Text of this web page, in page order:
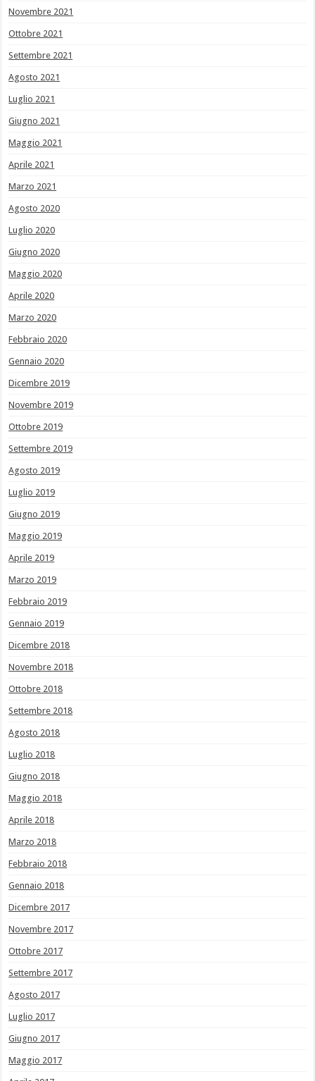
Novembre 2021
Ottobre 2021
Settembre 2021
Agosto 2021
Luglio 2021
Giugno 2021
Maggio 2021
Aprile 2021
Marzo 2021
Agosto 2020
Luglio 2020
Giugno 2020
Maggio 2020
Aprile 2020
Marzo 2020
Febbraio 2020
Gennaio 2020
Dicembre 2019
Novembre 2019
Ottobre 2019
Settembre 2019
Agosto 2019
Luglio 2019
Giugno 2019
Maggio 2019
Aprile 2019
Marzo 2019
Febbraio 2019
Gennaio 2019
Dicembre 2018
Novembre 2018
Ottobre 2018
Settembre 2018
Agosto 2018
Luglio 2018
Giugno 2018
Maggio 2018
Aprile 2018
Marzo 2018
Febbraio 2018
Gennaio 2018
Dicembre 2017
Novembre 2017
Ottobre 2017
Settembre 2017
Agosto 2017
Luglio 2017
Giugno 2017
Maggio 2017